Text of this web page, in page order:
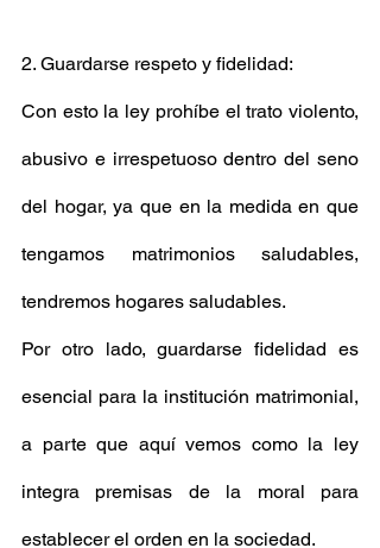
2. Guardarse respeto y fidelidad:
Con esto la ley prohíbe el trato violento,
abusivo e irrespetuoso dentro del seno
del hogar, ya que en la medida en que
tengamos matrimonios saludables,
tendremos hogares saludables.
Por otro lado, guardarse fidelidad es
esencial para la institución matrimonial,
a parte que aquí vemos como la ley
integra premisas de la moral para
establecer el orden en la sociedad.